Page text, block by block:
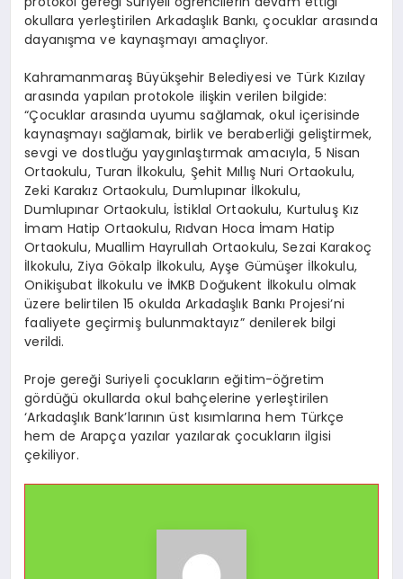
okullara yerleştirilen Arkadaşlık Bankı, çocuklar arasında
dayanışma ve kaynaşmayı amaçlıyor.
Kahramanmaraş Büyükşehir Belediyesi ve Türk Kızılay
arasında yapılan protokole ilişkin verilen bilgide:
“Çocuklar arasında uyumu sağlamak, okul içerisinde
kaynaşmayı sağlamak, birlik ve beraberliği geliştirmek,
sevgi ve dostluğu yaygınlaştırmak amacıyla, 5 Nisan
Ortaokulu, Turan İlkokulu, Şehit Mıllış Nuri Ortaokulu,
Zeki Karakız Ortaokulu, Dumlupınar İlkokulu,
Dumlupınar Ortaokulu, İstiklal Ortaokulu, Kurtuluş Kız
İmam Hatip Ortaokulu, Rıdvan Hoca İmam Hatip
Ortaokulu, Muallim Hayrullah Ortaokulu, Sezai Karakoç
İlkokulu, Ziya Gökalp İlkokulu, Ayşe Gümüşer İlkokulu,
Onikişubat İlkokulu ve İMKB Doğukent İlkokulu olmak
üzere belirtilen 15 okulda Arkadaşlık Bankı Projesi’ni
faaliyete geçirmiş bulunmaktayız” denilerek bilgi
verildi.
Proje gereği Suriyeli çocukların eğitim-öğretim
gördüğü okullarda okul bahçelerine yerleştirilen
‘Arkadaşlık Bank’larının üst kısımlarına hem Türkçe
hem de Arapça yazılar yazılarak çocukların ilgisi
çekiliyor.